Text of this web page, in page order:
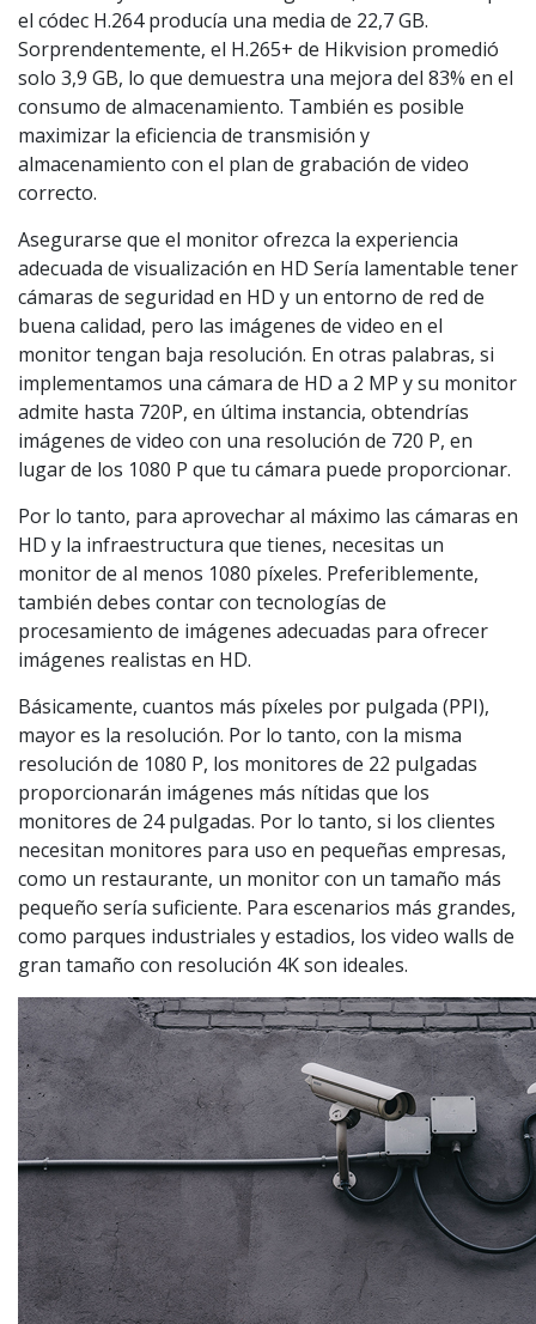
el códec H.264 producía una media de 22,7 GB.
Sorprendentemente, el H.265+ de Hikvision promedió
solo 3,9 GB, lo que demuestra una mejora del 83% en el
consumo de almacenamiento. También es posible
maximizar la eficiencia de transmisión y
almacenamiento con el plan de grabación de video
correcto.
Asegurarse que el monitor ofrezca la experiencia
adecuada de visualización en HD Sería lamentable tener
cámaras de seguridad en HD y un entorno de red de
buena calidad, pero las imágenes de video en el
monitor tengan baja resolución. En otras palabras, si
implementamos una cámara de HD a 2 MP y su monitor
admite hasta 720P, en última instancia, obtendrías
imágenes de video con una resolución de 720 P, en
lugar de los 1080 P que tu cámara puede proporcionar.
Por lo tanto, para aprovechar al máximo las cámaras en
HD y la infraestructura que tienes, necesitas un
monitor de al menos 1080 píxeles. Preferiblemente,
también debes contar con tecnologías de
procesamiento de imágenes adecuadas para ofrecer
imágenes realistas en HD.
Básicamente, cuantos más píxeles por pulgada (PPI),
mayor es la resolución. Por lo tanto, con la misma
resolución de 1080 P, los monitores de 22 pulgadas
proporcionarán imágenes más nítidas que los
monitores de 24 pulgadas. Por lo tanto, si los clientes
necesitan monitores para uso en pequeñas empresas,
como un restaurante, un monitor con un tamaño más
pequeño sería suficiente. Para escenarios más grandes,
como parques industriales y estadios, los video walls de
gran tamaño con resolución 4K son ideales.